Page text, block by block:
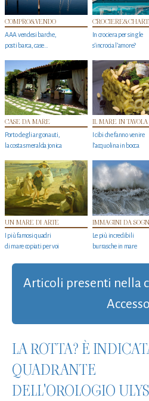
COMPRO&VENDO
AAA vendesi barche,
posti barca, case…
In crociera per single
s'incrocia l’amore?
CASE DA MARE
Porto degli argonauti,
la costa smeralda jonica
IL MARE IN TAVOLA
I cibi che fanno venire
l’acquolina in bocca
UN MARE DI ARTE
I più famosi quadri
di mare copiati per voi
IMMAGINI DA
Le più incredibili
burrasche in mare
Articoli presenti nella
LA ROTTA? È
QUADRANTE
DELL'OROLOGIO